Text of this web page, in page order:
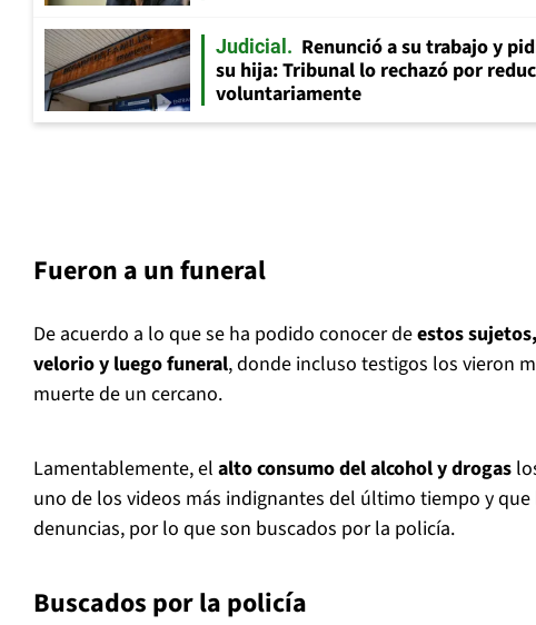
Judicial
Renunció a su trabajo y
su hija: Tribunal lo rechazó por
voluntariamente
Fueron a un funeral
De acuerdo a lo que se ha podido conocer deestos
velorio y luego funeral, donde incluso testigos los vieron
muerte de un cercano.
Lamentablemente, el alto consumo del alcohol y drogas
uno de los videos más indignantes del último tiempo y
denuncias, por lo que son buscados por la policía.
Buscados por la policía